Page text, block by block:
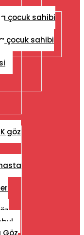
çocuk sahibi
çocuk sahibi
göz